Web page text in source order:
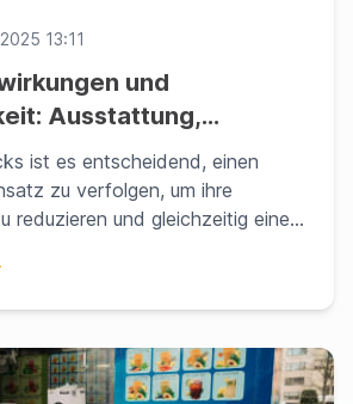
13:11
und
Ausstattung,
und Beschaffung für
Food‑Truck
ist es entscheidend, einen
zu verfolgen, um ihre
reduzieren und gleichzeitig einer